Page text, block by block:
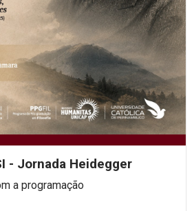
- Jornada Heidegger
a programação